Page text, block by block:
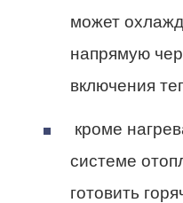
может
напрямую
включения
кроме
системе
готовить